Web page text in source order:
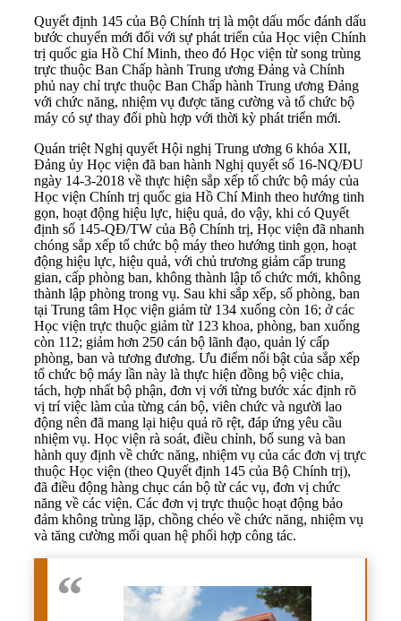
Quyết định 145 của Bộ Chính trị là một dấu mốc đánh dấu
bước chuyển mới đối với sự phát triển của Học viện Chính
trị quốc gia Hồ Chí Minh, theo đó Học viện từ song trùng
trực thuộc Ban Chấp hành Trung ương Đảng và Chính
phủ nay chỉ trực thuộc Ban Chấp hành Trung ương Đảng
với chức năng, nhiệm vụ được tăng cường và tổ chức bộ
máy có sự thay đổi phù hợp với thời kỳ phát triển mới.
Quán triệt Nghị quyết Hội nghị Trung ương 6 khóa XII,
Đảng ủy Học viện đã ban hành Nghị quyết số 16-NQ/ĐU
ngày 14-3-2018 về thực hiện sắp xếp tổ chức bộ máy của
Học viện Chính trị quốc gia Hồ Chí Minh theo hướng tinh
gọn, hoạt động hiệu lực, hiệu quả, do vậy, khi có Quyết
định số 145-QĐ/TW của Bộ Chính trị, Học viện đã nhanh
chóng sắp xếp tổ chức bộ máy theo hướng tinh gọn, hoạt
động hiệu lực, hiệu quả, với chủ trương giảm cấp trung
gian, cấp phòng ban, không thành lập tổ chức mới, không
thành lập phòng trong vụ. Sau khi sắp xếp, số phòng, ban
tại Trung tâm Học viện giảm từ 134 xuống còn 16; ở các
Học viện trực thuộc giảm từ 123 khoa, phòng, ban xuống
còn 112; giảm hơn 250 cán bộ lãnh đạo, quản lý cấp
phòng, ban và tương đương. Ưu điểm nổi bật của sắp xếp
tổ chức bộ máy lần này là thực hiện đồng bộ việc chia,
tách, hợp nhất bộ phận, đơn vị với từng bước xác định rõ
vị trí việc làm của từng cán bộ, viên chức và người lao
động nên đã mang lại hiệu quả rõ rệt, đáp ứng yêu cầu
nhiệm vụ. Học viện rà soát, điều chỉnh, bổ sung và ban
hành quy định về chức năng, nhiệm vụ của các đơn vị trực
thuộc Học viện (theo Quyết định 145 của Bộ Chính trị),
đã điều động hàng chục cán bộ từ các vụ, đơn vị chức
năng về các viện. Các đơn vị trực thuộc hoạt động bảo
đảm không trùng lặp, chồng chéo về chức năng, nhiệm vụ
và tăng cường mối quan hệ phối hợp công tác.